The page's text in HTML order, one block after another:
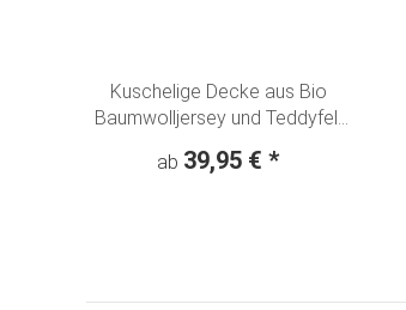
Kuschelige Decke aus Bio
Baumwolljersey und Teddyfell
ab 39,95 € *